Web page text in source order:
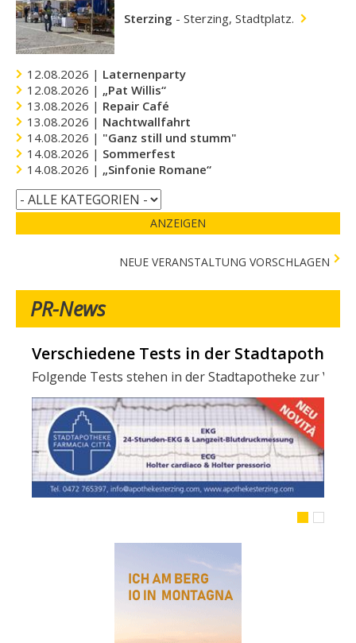
Sterzing - Sterzing, Stadtplatz.
12.08.2026 | Laternenparty
12.08.2026 | „Pat Willis“
13.08.2026 | Repair Café
13.08.2026 | Nachtwallfahrt
14.08.2026 | "Ganz still und stumm"
14.08.2026 | Sommerfest
14.08.2026 | „Sinfonie Romane“
ANZEIGEN
NEUE VERANSTALTUNG VORSCHLAGEN
PR-News
Verschiedene Tests in der
Folgende Tests stehen in der Stadtapotheke zur